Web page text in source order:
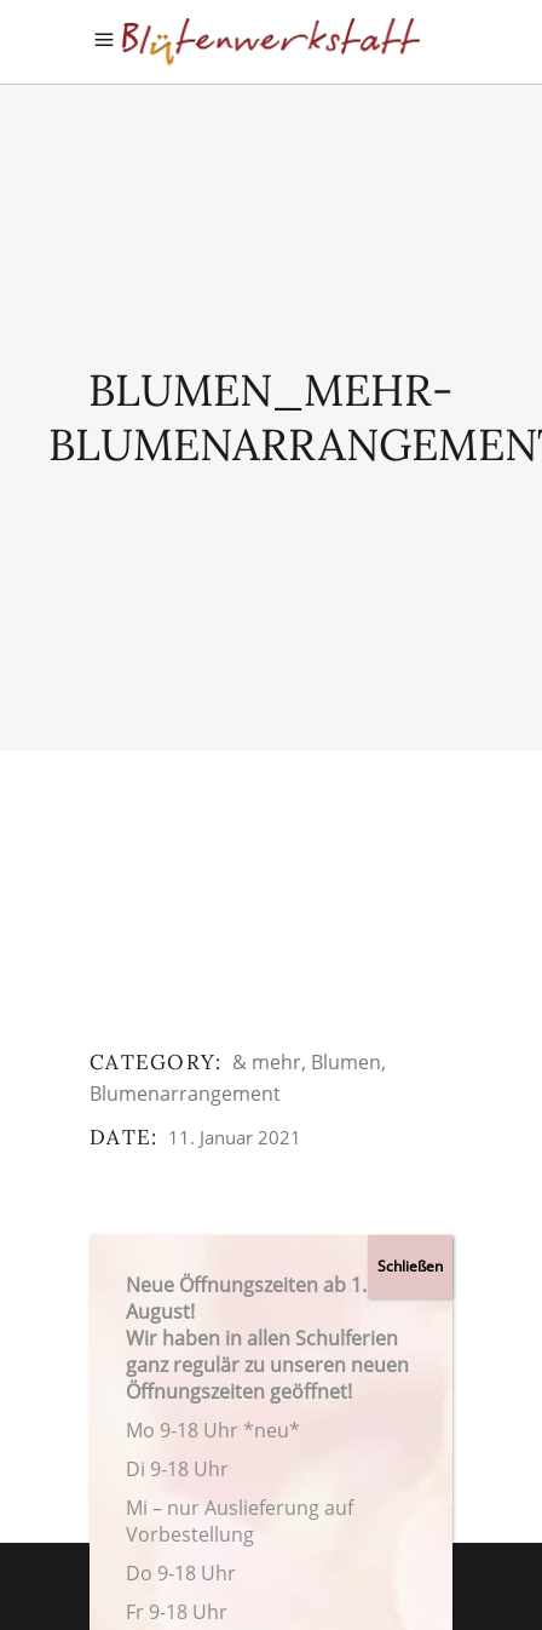
BLUMEN_MEHR-
CATEGORY: & mehr Blumen
Blumenarrangement
DATE: 11. Januar 2021
Neue Öffnungszeiten ab 1.
August!
Wir haben in allen Schulferien
ganz regulär zu unseren neuen
Öffnungszeiten geöffnet!
Mo 9-18 Uhr *neu*
Di 9-18 Uhr
Mi – nur Auslieferung auf
Vorbestellung
Do 9-18 Uhr
Fr 9-18 Uhr